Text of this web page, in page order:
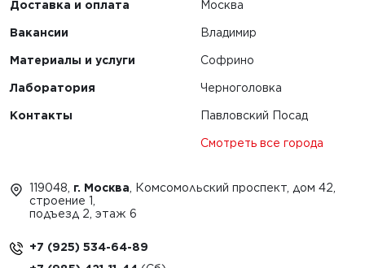
Доставка и оплата
Вакансии
Материалы и услуги
Лаборатория
Контакты
Москва
Владимир
Софрино
Черноголовка
Павловский Посад
Смотреть все города
119048, г. Москва , Комсомольский проспект, дом 42,
строение 1,
подъезд 2, этаж 6
+7 (925) 534-64-89